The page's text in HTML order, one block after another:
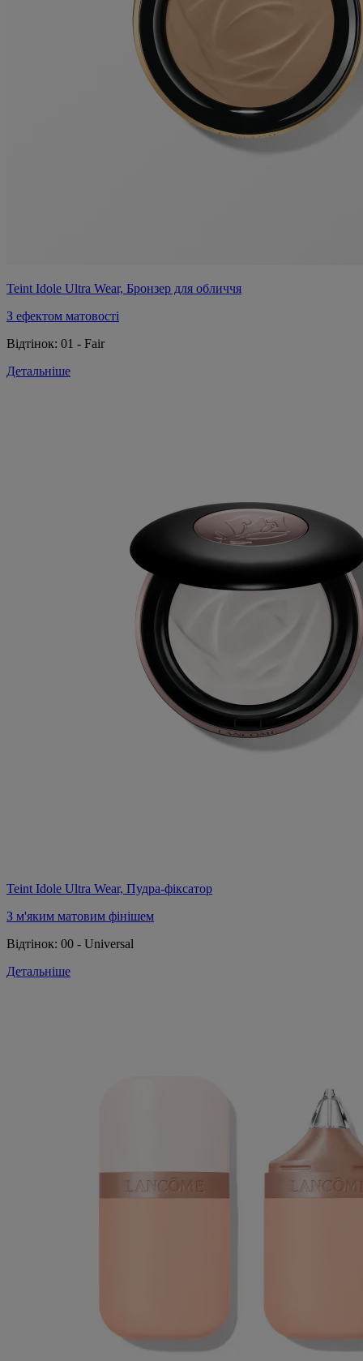
Teint Idole Ultra Wear, Бронзер для обличчя
З ефектом матовості
Відтінок: 01 - Fair
Детальніше
Teint Idole Ultra Wear, Пудра-фіксатор
З м'яким матовим фінішем
Відтінок: 00 - Universal
Детальніше